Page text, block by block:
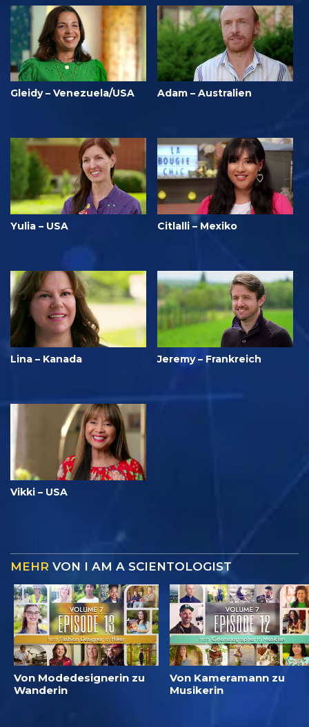
Gleidy – Venezuela/USA Adam – Australien
Yulia – USA Citlalli – Mexiko
Lina – Kanada Jeremy – Frankreich
Vikki – USA
MEHR VON I AM A SCIENTOLOGIST
Von Modedesignerin zu
Wanderin
Von Kameramann zu
Musikerin